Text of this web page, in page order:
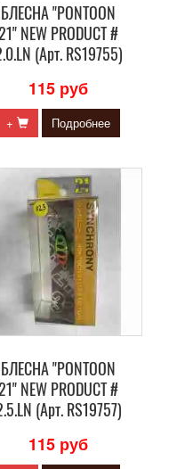
БЛЕСНА "PONTOON
NEW PRODUCT #
(Арт. RS19755)
115 руб
+ Подробнее
БЛЕСНА "PONTOON
NEW PRODUCT #
(Арт. RS19757)
115 руб